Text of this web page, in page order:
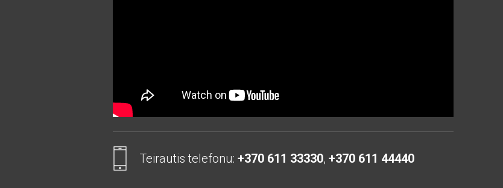
Teirautis telefonu: +370 611 33330, +370 611 44440